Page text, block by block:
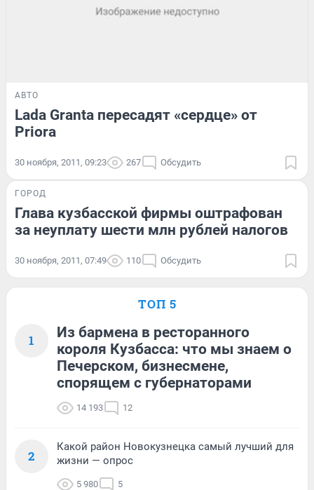
АВТО
Lada Granta пересадят «сердце» от
Priora
30 ноября, 2011, 09:23 267 Обсудить
ГОРОД
Глава кузбасской фирмы оштрафован
за неуплату шести млн рублей налогов
30 ноября, 2011, 07:49 110 Обсудить
ТОП 5
1
Из бармена в ресторанного
короля Кузбасса: что мы знаем о
Печерском, бизнесмене,
спорящем с губернаторами
14 193 12
2
Какой район Новокузнецка самый лучший для
жизни — опрос
5 980 5